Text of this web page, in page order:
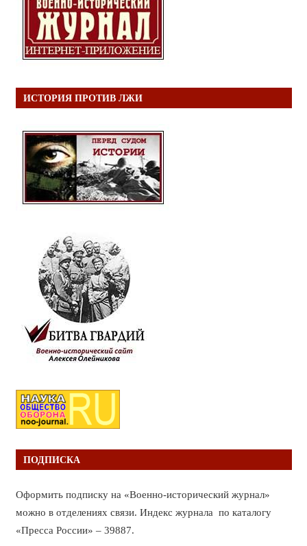
ИСТОРИЯ ПРОТИВ ЛЖИ
ПОДПИСКА
Оформить подписку на «Военно-исторический журнал»
можно в отделениях связи. Индекс журнала по каталогу
«Пресса России» – 39887.